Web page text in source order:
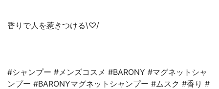
香りで人を惹きつける\♡/
#シャンプー #メンズコスメ #BARONY #マグネットシャ
ンプー #BARONYマグネットシャンプー #ムスク #香り #